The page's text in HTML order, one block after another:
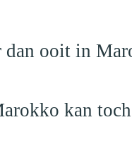
dan ooit in
kan